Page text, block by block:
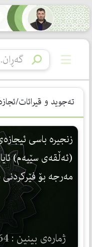
تەجوید و قیرائات/
زنجیره‌ باسی
(ئه‌ڵقه‌ی سێیه‌م)
مه‌رجه‌ بۆ فێركردنی
ژمارەی بینین : 1464